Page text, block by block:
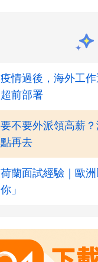
疫情過後，海外工
超前部署
要不要外派領高薪
點再去
荷蘭面試經驗｜歐
你」